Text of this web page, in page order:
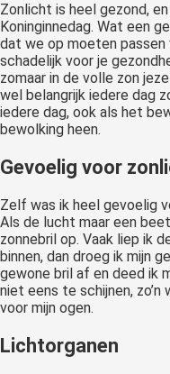
Zonlicht is heel gezond,
Koninginnedag. Wat een
dat we op moeten passen
schadelijk voor je
zomaar in de volle zon
wel belangrijk iedere dag
iedere dag, ook als het
bewolking heen.
Gevoelig voor
Zelf was ik heel gevoelig
Als de lucht maar een
zonnebril op. Vaak liep ik
binnen, dan droeg ik mijn
gewone bril af en deed ik
niet eens te schijnen,
voor mijn ogen.
Lichtorganen